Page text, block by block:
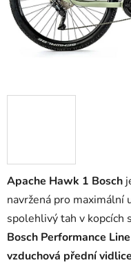
Apache Hawk 1 Bosch
navržená pro maximální
spolehlivý tah v kopcích
Bosch Performance Line
vzduchová přední vidlice